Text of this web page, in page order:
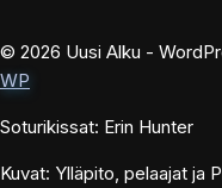
© 2026 Uusi Alku -
WP
Soturikissat: Erin Hunter
Kuvat: Ylläpito, pelaajat ja